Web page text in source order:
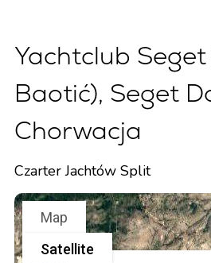
Yachtclub
Baotić), Seget
Chorwacja
Czarter Jachtów Split
Map
Satellite